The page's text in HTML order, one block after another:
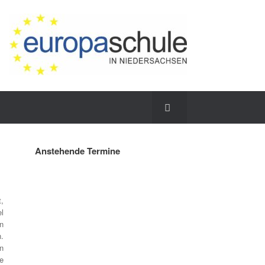
Anstehende Termine